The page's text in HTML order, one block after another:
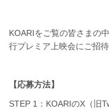
KOARIをご覧の皆さまの
行プレミア上映会にご招待
【応募方法】
STEP 1：KOARIのX（旧